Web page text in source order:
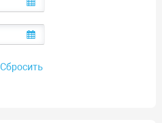
Сбросить